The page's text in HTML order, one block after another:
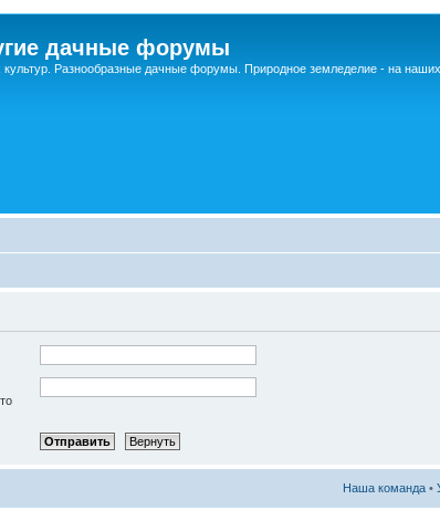
дачные форумы
Разнообразные дачные форумы. Природное земледелие - на наших
Наша команда •